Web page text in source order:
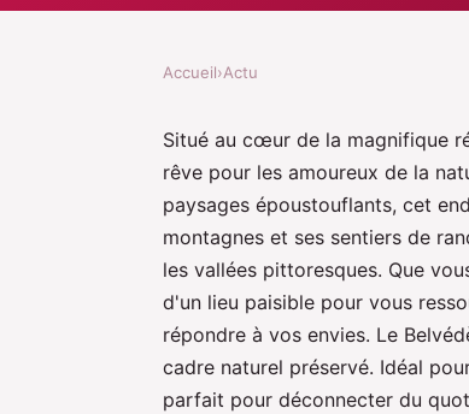
Accueil›Actu
Situé au cœur de la magnifique
rêve pour les amoureux de la
paysages époustouflants, cet
montagnes et ses sentiers de
les vallées pittoresques. Que
d'un lieu paisible pour vous
répondre à vos envies. Le
cadre naturel préservé. Idéal
parfait pour déconnecter du